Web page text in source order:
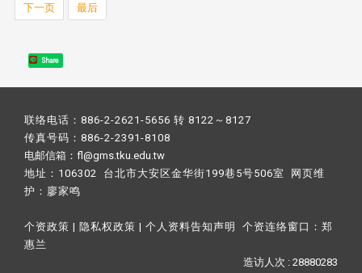
下一页 最后
Share
联络电话：886-2-2621-5656 转 8122～8127
传真号码：886-2-2391-8108
电邮信箱：fl@gms.tku.edu.tw
地址：106302 台北市大安区金华街199巷5号506室 网页维
护： 廖家鸣​
个资政策 | 隐私权政策 | 个人资料告知声明 个资连络窗口： 郑
惠兰
造访人次 : 28880283